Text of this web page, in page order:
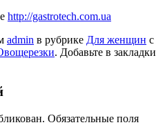
http://gastrotech.com.ua
admin в рубрике Для женщин с
. Добавьте в закладки
Обязательные поля